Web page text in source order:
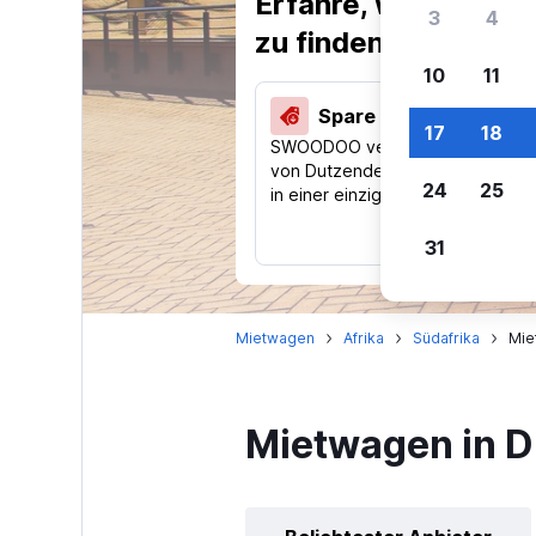
zu finden.
Spare 40 % und mehr
SWOODOO vergleicht Preise
von Dutzenden Reise-Websites
in einer einzigen Suche.
Mietwagen Afrika Südafrika
Mietwagen in
3 4
10 11
17 18
24 25
31